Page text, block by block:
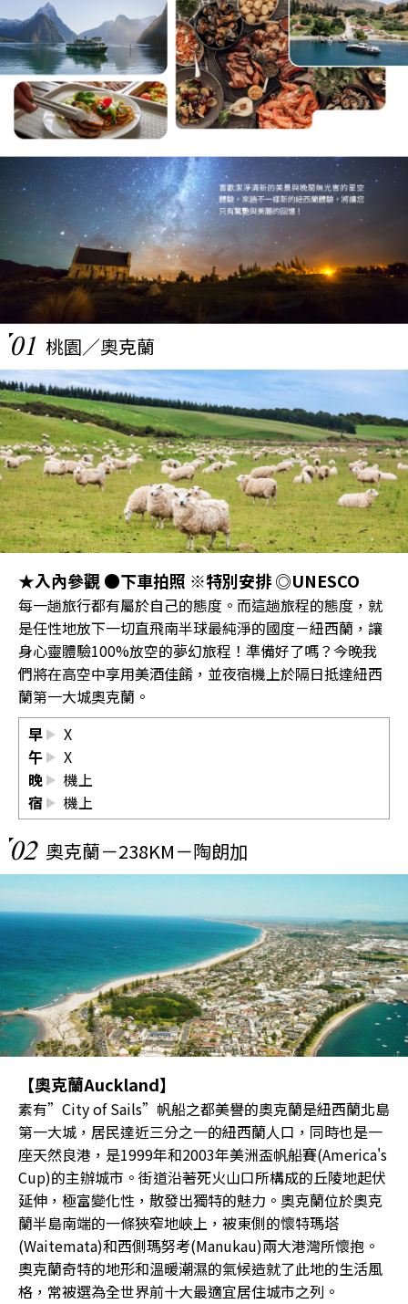
01 桃園／奧克蘭
★入內參觀 ●下車拍照 ※特別安排 ◎UNESCO
每一趟旅行都有屬於自己的態度。而這趟旅程的態度，就
是任性地放下一切直飛南半球最純淨的國度－紐西蘭，讓
身心靈體驗100%放空的夢幻旅程！準備好了嗎？今晚我
們將在高空中享用美酒佳餚，並夜宿機上於隔日抵達紐西
蘭第一大城奧克蘭。
早
X
午
X
晚
機上
宿
機上
02 奧克蘭－238KM－陶朗加
【奧克蘭Auckland】
素有”City of Sails”帆船之都美譽的奧克蘭是紐西蘭北島
第一大城，居民達近三分之一的紐西蘭人口，同時也是一
座天然良港，是1999年和2003年美洲盃帆船賽(America's
Cup)的主辦城市。街道沿著死火山口所構成的丘陵地起伏
延伸，極富變化性，散發出獨特的魅力。奧克蘭位於奧克
蘭半島南端的一條狹窄地峽上，被東側的懷特瑪塔
(Waitemata)和西側瑪努考(Manukau)兩大港灣所懷抱。
奧克蘭奇特的地形和溫暖潮濕的氣候造就了此地的生活風
格，常被選為全世界前十大最適宜居住城市之列。